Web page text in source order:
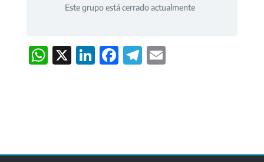
Este grupo está cerrado actualmente
W
p
X Li
n
F
o
T
m
E